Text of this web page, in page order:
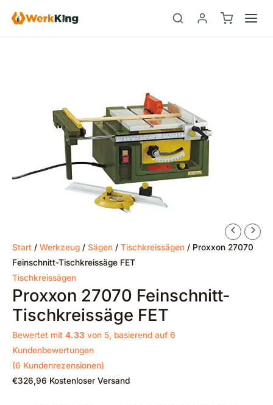
Inhalt
springen
Start / Werkzeug / Sägen / Tischkreissägen / Proxxon 27070
Feinschnitt-Tischkreissäge FET
Tischkreissägen
Proxxon 27070 Feinschnitt-
Tischkreissäge FET
Bewertet mit 4.33 von 5, basierend auf 6
Kundenbewertungen
(6 Kundenrezensionen)
€326,96 Kostenloser Versand